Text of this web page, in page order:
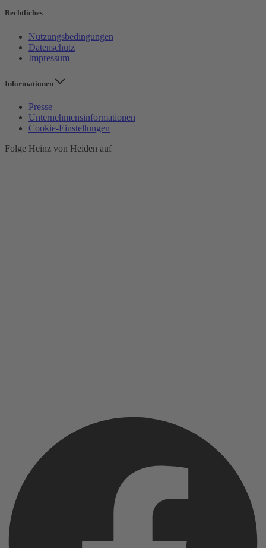
Rechtliches
Nutzungsbedingungen
Datenschutz
Impressum
Informationen
Presse
Unternehmensinformationen
Cookie-Einstellungen
Folge Heinz von Heiden auf